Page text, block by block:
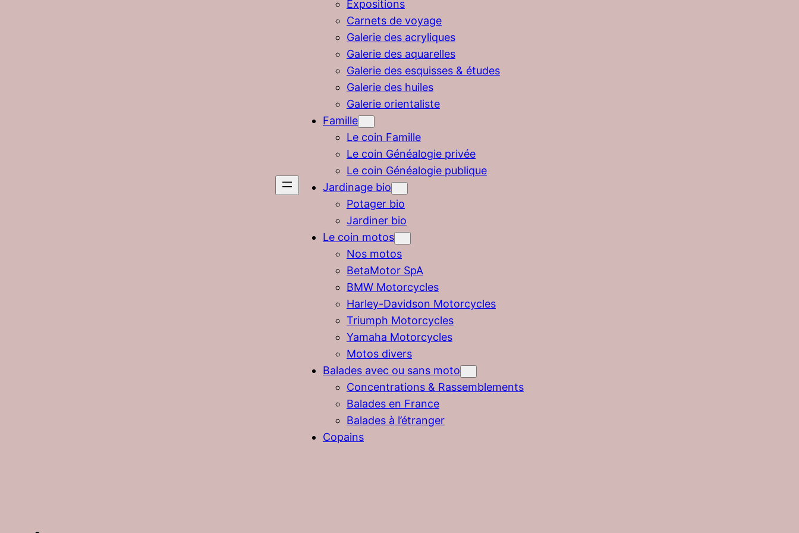
Expositions
Carnets de voyage
Galerie des acryliques
Galerie des aquarelles
Galerie des esquisses & études
Galerie des huiles
Galerie orientaliste
Famille
Le coin Famille
Le coin Généalogie privée
Le coin Généalogie publique
Jardinage bio
Potager bio
Jardiner bio
Le coin motos
Nos motos
BetaMotor SpA
BMW Motorcycles
Harley-Davidson Motorcycles
Triumph Motorcycles
Yamaha Motorcycles
Motos divers
Balades avec ou sans moto
Concentrations & Rassemblements
Balades en France
Balades à l’étranger
Copains